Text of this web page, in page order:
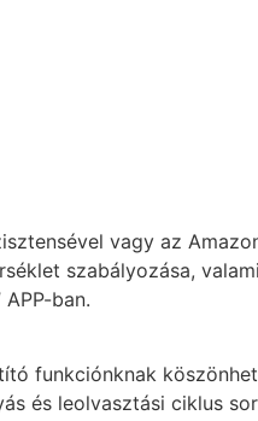
vagy az
szabályozása,
ban.
funkciónknak
és leolvasztási ciklus